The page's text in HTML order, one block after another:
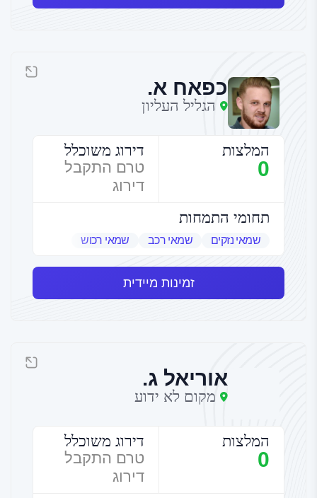
כפאח א.
הגליל העליון
המלצות
0
דירוג משוכלל
טרם התקבל
דירוג
תחומי התמחות
שמאי נזקים שמאי רכב שמאי רכוש
זמינות מיידית
אוריאל ג.
מקום לא ידוע
המלצות
0
דירוג משוכלל
טרם התקבל
דירוג